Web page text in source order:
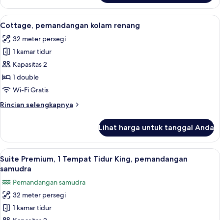
Kamar
Standar
Lihat
semua
foto
untuk
Cottage,
pemandangan
kolam
Brankas, meja kerja, ruang kerja
5
Cottage, pemandangan kolam renang
32 meter persegi
1 kamar tidur
Kapasitas 2
1 double
Wi-Fi Gratis
Rincian selengkapnya
Rincian
Cottage,
pemandangan
kolam
renang
Lihat harga untuk tanggal Anda
Lihat
semua
untuk
Suite
Premium,
Suite Premium, 1 Tempat Tidur
7
Suite Premium, 1 Tempat Tidur King, pemandangan
samudra
Pemandangan samudra
32 meter persegi
1 kamar tidur